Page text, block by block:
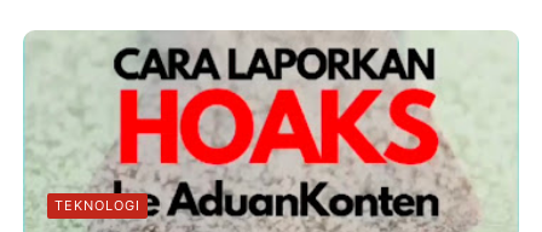
TEKNOLOGI